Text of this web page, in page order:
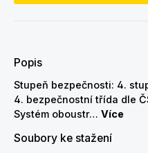
Popis
Stupeň bezpečnosti: 4.
4. bezpečnostní třída dle
Systém oboustr… Více
Soubory ke stažení